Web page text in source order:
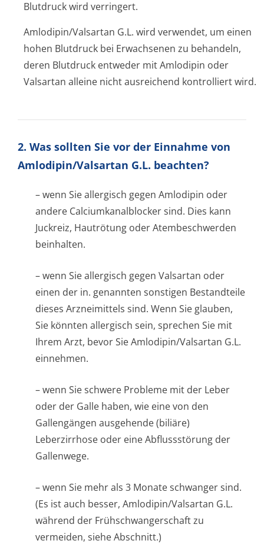
Blutdruck wird verringert.
Amlodipin/Valsartan G.L. wird verwendet, um einen
hohen Blutdruck bei Erwachsenen zu behandeln,
deren Blutdruck entweder mit Amlodipin oder
Valsartan alleine nicht ausreichend kontrolliert wird.
2. Was sollten Sie vor der Einnahme von
Amlodipin/Valsartan G.L. beachten?
– wenn Sie allergisch gegen Amlodipin oder
andere Calciumkanalblocker sind. Dies kann
Juckreiz, Hautrötung oder Atembeschwerden
beinhalten.
– wenn Sie allergisch gegen Valsartan oder
einen der in. genannten sonstigen Bestandteile
dieses Arzneimittels sind. Wenn Sie glauben,
Sie könnten allergisch sein, sprechen Sie mit
Ihrem Arzt, bevor Sie Amlodipin/Valsartan G.L.
einnehmen.
– wenn Sie schwere Probleme mit der Leber
oder der Galle haben, wie eine von den
Gallengängen ausgehende (biliäre)
Leberzirrhose oder eine Abflussstörung der
Gallenwege.
– wenn Sie mehr als 3 Monate schwanger sind.
(Es ist auch besser, Amlodipin/Valsartan G.L.
während der Frühschwangerschaft zu
vermeiden, siehe Abschnitt.)